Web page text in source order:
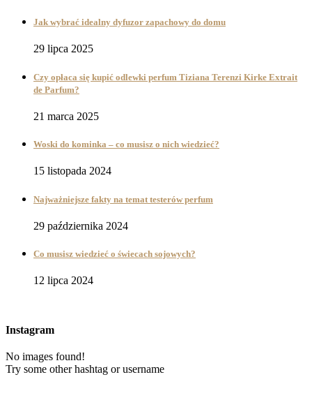
Jak wybrać idealny dyfuzor zapachowy do domu
29 lipca 2025
Czy opłaca się kupić odlewki perfum Tiziana Terenzi Kirke Extrait
de Parfum?
21 marca 2025
Woski do kominka – co musisz o nich wiedzieć?
15 listopada 2024
Najważniejsze fakty na temat testerów perfum
29 października 2024
Co musisz wiedzieć o świecach sojowych?
12 lipca 2024
Instagram
No images found!
Try some other hashtag or username